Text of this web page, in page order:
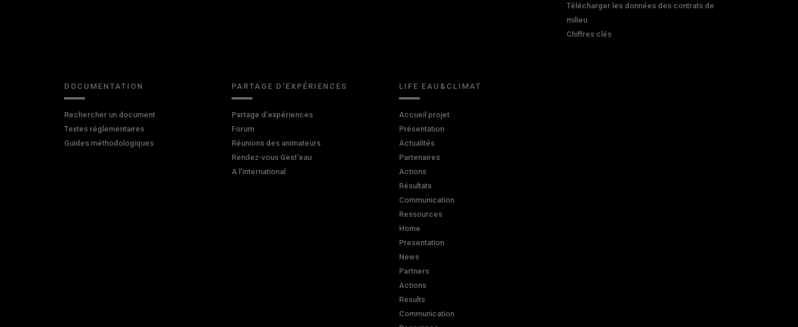
Télécharger les données des contrats de
milieu
Chiffres clés
DOCUMENTATION
Rechercher un document
Textes réglementaires
Guides méthodologiques
PARTAGE D'EXPÉRIENCES
Partage d'expériences
Forum
Réunions des animateurs
Rendez-vous Gest'eau
A l'international
LIFE EAU&CLIMAT
Accueil projet
Présentation
Actualités
Partenaires
Actions
Résultats
Communication
Ressources
Home
Presentation
News
Partners
Actions
Results
Communication